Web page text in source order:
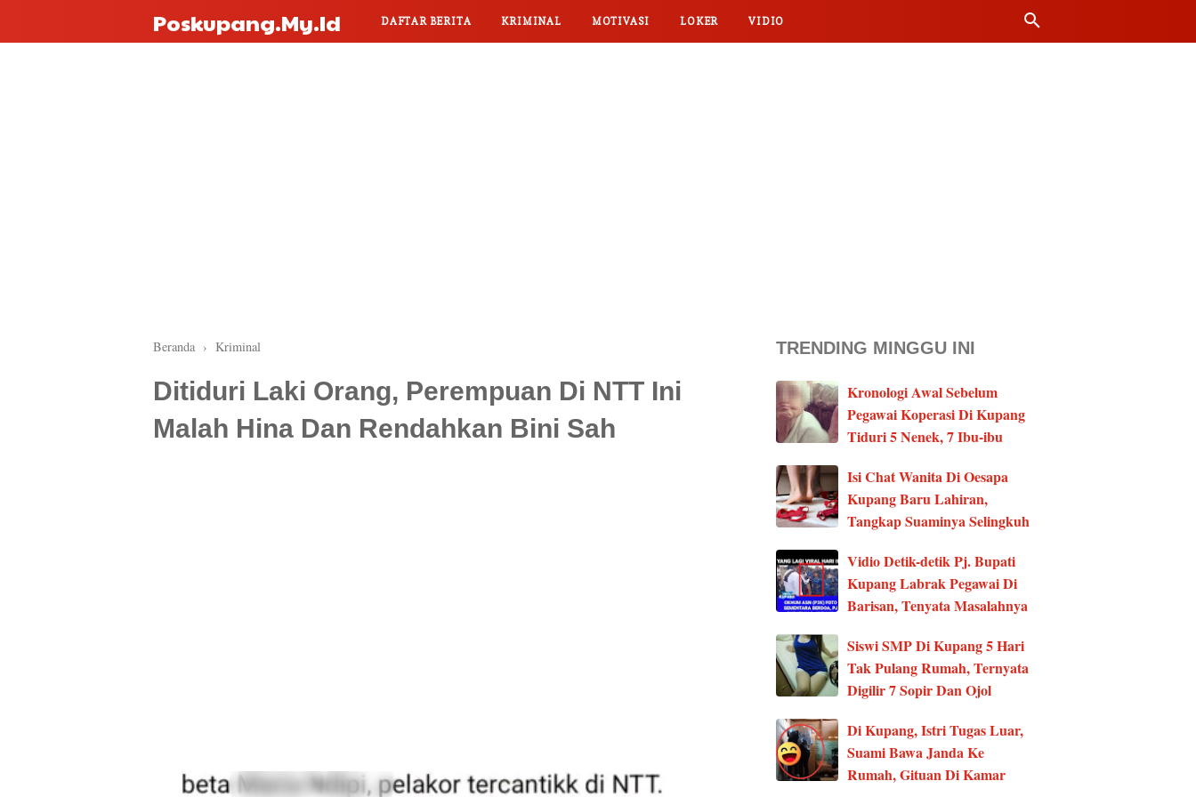
Poskupang.my.id DAFTAR BERITA KRIMINAL MOTIVASI LOKER VIDIO
Beranda › Kriminal
Ditiduri Laki Orang, Perempuan Di NTT Ini
Malah Hina Dan Rendahkan Bini Sah
TRENDING MINGGU INI
Kronologi Awal Sebelum
Pegawai Koperasi Di Kupang
Tiduri 5 Nenek, 7 Ibu-ibu
Isi Chat Wanita Di Oesapa
Kupang Baru Lahiran,
Tangkap Suaminya Selingkuh
Vidio Detik-detik Pj. Bupati
Kupang Labrak Pegawai Di
Barisan, Tenyata Masalahnya
Siswi SMP Di Kupang 5 Hari
Tak Pulang Rumah, Ternyata
Digilir 7 Sopir Dan Ojol
Di Kupang, Istri Tugas Luar,
Suami Bawa Janda Ke
Rumah, Gituan Di Kamar